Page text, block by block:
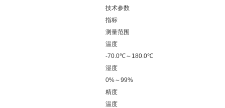
技术参数
指标
测量范围
温度
-70.0℃～180.0℃
湿度
0%～99%
精度
温度